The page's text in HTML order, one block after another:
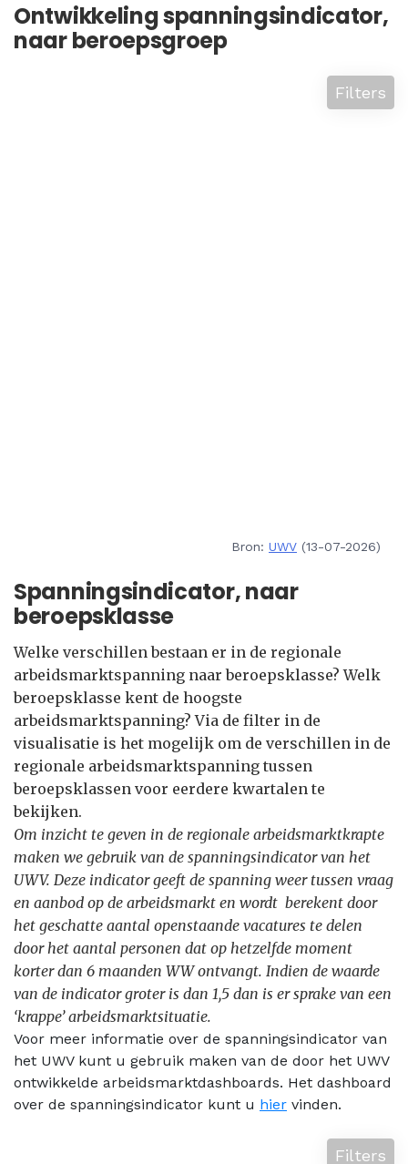
Ontwikkeling spanningsindicator,
naar beroepsgroep
Filters
Bron: UWV (13-07-2026)
Spanningsindicator, naar
beroepsklasse
Welke verschillen bestaan er in de regionale
arbeidsmarktspanning naar beroepsklasse? Welk
beroepsklasse kent de hoogste
arbeidsmarktspanning? Via de filter in de
visualisatie is het mogelijk om de verschillen in de
regionale arbeidsmarktspanning tussen
beroepsklassen voor eerdere kwartalen te
bekijken.
Om inzicht te geven in de regionale arbeidsmarktkrapte
maken we gebruik van de spanningsindicator van het
UWV. Deze indicator geeft de spanning weer tussen vraag
en aanbod op de arbeidsmarkt en wordt berekent door
het geschatte aantal openstaande vacatures te delen
door het aantal personen dat op hetzelfde moment
korter dan 6 maanden WW ontvangt. Indien de waarde
van de indicator groter is dan 1,5 dan is er sprake van een
‘krappe’ arbeidsmarktsituatie.
Voor meer informatie over de spanningsindicator van
het UWV kunt u gebruik maken van de door het UWV
ontwikkelde arbeidsmarktdashboards. Het dashboard
over de spanningsindicator kunt u hier vinden.
Filters